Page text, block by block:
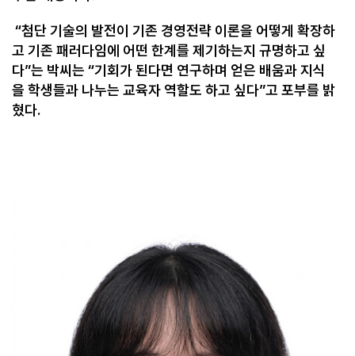
“첨단 기술의 발전이 기존 경영전략 이론을 어떻게 확장하
고 기존 패러다임에 어떤 한계를 제기하는지 규명하고 싶
다”는 박씨는 “기회가 된다면 연구하며 얻은 배움과 지식
을 학생들과 나누는 교육자 역할도 하고 싶다”고 포부를 밝
혔다.